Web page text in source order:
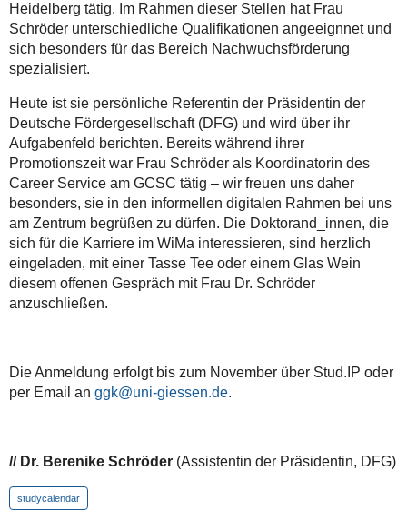
Heidelberg tätig. Im Rahmen dieser Stellen hat Frau
Schröder unterschiedliche Qualifikationen angeeignnet und
sich besonders für das Bereich Nachwuchsförderung
spezialisiert.
Heute ist sie persönliche Referentin der Präsidentin der
Deutsche Fördergesellschaft (DFG) und wird über ihr
Aufgabenfeld berichten. Bereits während ihrer
Promotionszeit war Frau Schröder als Koordinatorin des
Career Service am GCSC tätig – wir freuen uns daher
besonders, sie in den informellen digitalen Rahmen bei uns
am Zentrum begrüßen zu dürfen. Die Doktorand_innen, die
sich für die Karriere im WiMa interessieren, sind herzlich
eingeladen, mit einer Tasse Tee oder einem Glas Wein
diesem offenen Gespräch mit Frau Dr. Schröder
anzuschließen.
Die Anmeldung erfolgt bis zum November über Stud.IP oder
per Email an ggk@uni-giessen.de.
// Dr. Berenike Schröder(Assistentin der Präsidentin, DFG)
studycalendar